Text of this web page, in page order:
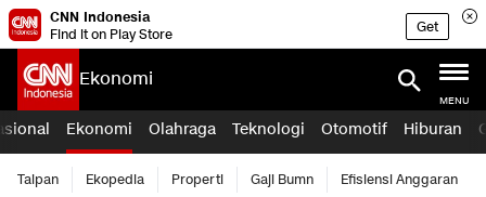
CNN Indonesia
Find it on Play Store
Get
Ekonomi
MENU
Ekonomi Olahraga Teknologi Otomotif Hiburan
Taipan Ekopedia Properti Gaji Bumn Efisiensi Anggaran